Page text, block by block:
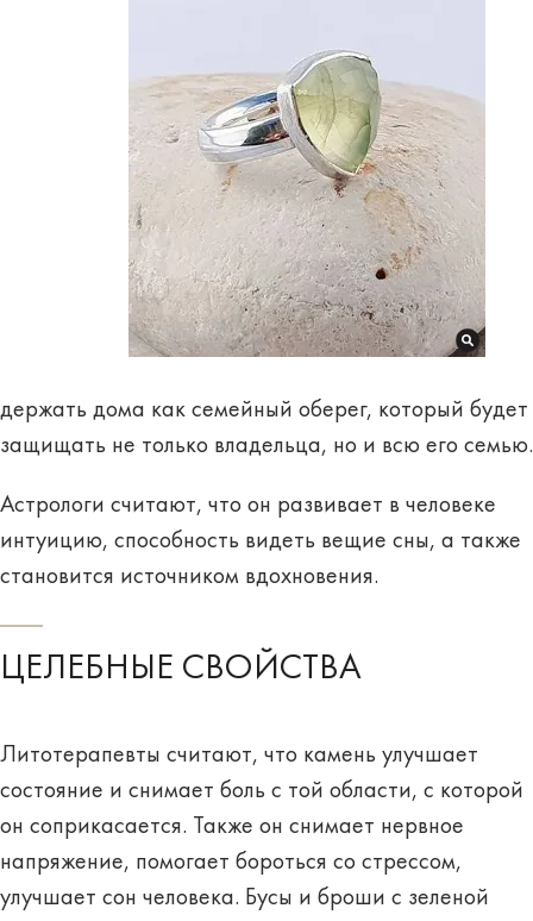
держать дома как семейный оберег, который будет
защищать не только владельца, но и всю его семью.
Астрологи считают, что он развивает в человеке
интуицию, способность видеть вещие сны, а также
становится источником вдохновения.
ЦЕЛЕБНЫЕ СВОЙСТВА
Литотерапевты считают, что камень улучшает
состояние и снимает боль с той области, с которой
он соприкасается. Также он снимает нервное
напряжение, помогает бороться со стрессом,
улучшает сон человека. Бусы и броши с зеленой